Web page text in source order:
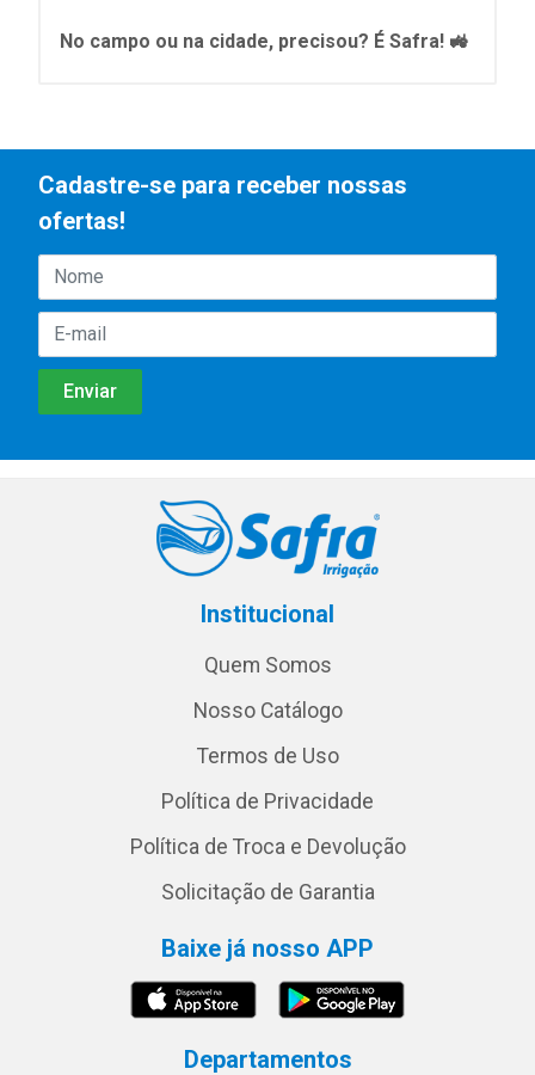
No campo ou na cidade, precisou? É Safra! 🚜
Cadastre-se para receber nossas
ofertas!
Institucional
Quem Somos
Nosso Catálogo
Termos de Uso
Política de Privacidade
Política de Troca e Devolução
Solicitação de Garantia
Baixe já nosso APP
Departamentos